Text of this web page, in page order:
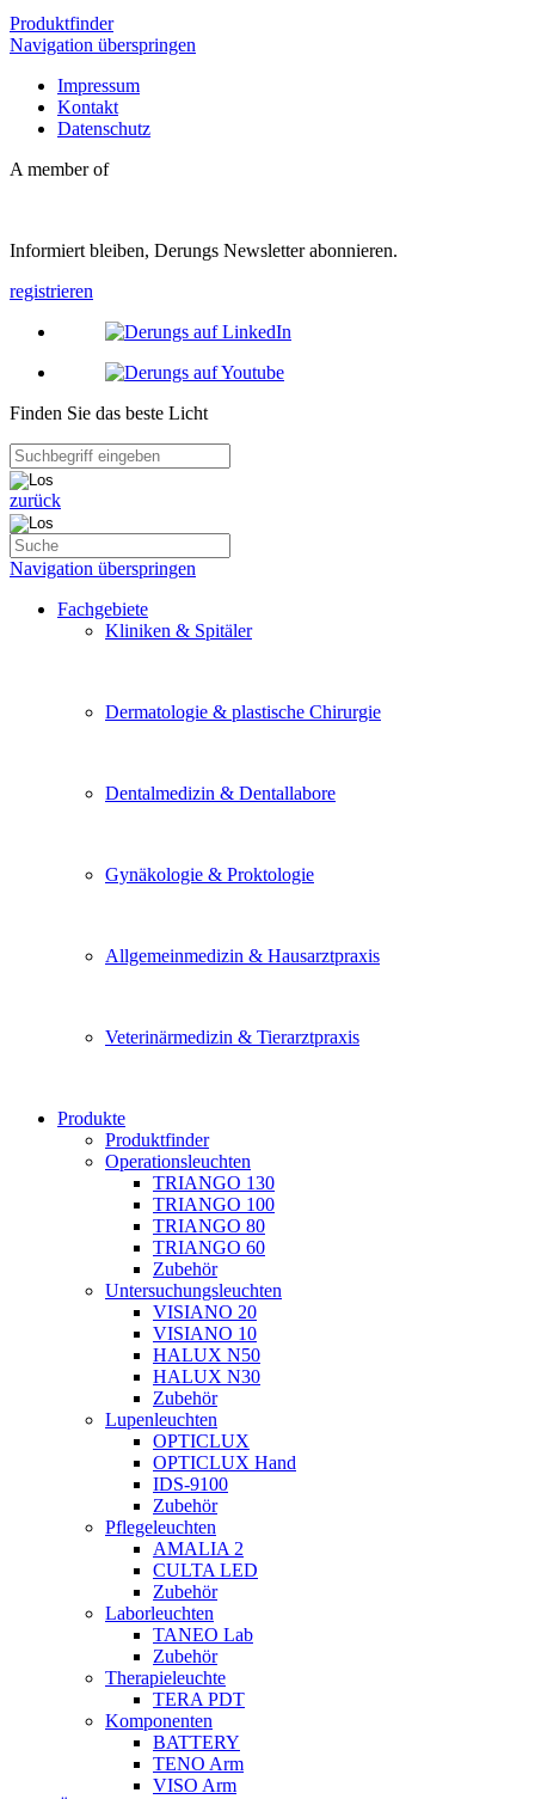
Produktfinder
Navigation überspringen
Impressum
Kontakt
Datenschutz
A member of
Informiert bleiben, Derungs Newsletter abonnieren.
registrieren
Finden Sie das beste Licht
zurück
Navigation überspringen
Fachgebiete
Kliniken & Spitäler
Dermatologie & plastische Chirurgie
Dentalmedizin & Dentallabore
Gynäkologie & Proktologie
Allgemeinmedizin & Hausarztpraxis
Veterinärmedizin & Tierarztpraxis
Produkte
Produktfinder
Operationsleuchten
TRIANGO 130
TRIANGO 100
TRIANGO 80
TRIANGO 60
Zubehör
Untersuchungsleuchten
VISIANO 20
VISIANO 10
HALUX N50
HALUX N30
Zubehör
Lupenleuchten
OPTICLUX
OPTICLUX Hand
IDS-9100
Zubehör
Pflegeleuchten
AMALIA 2
CULTA LED
Zubehör
Laborleuchten
TANEO Lab
Zubehör
Therapieleuchte
TERA PDT
Komponenten
BATTERY
TENO Arm
VISO Arm